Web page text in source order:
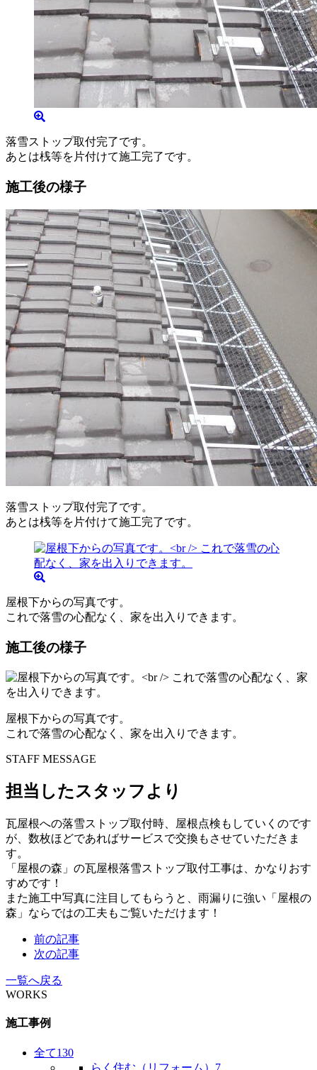
落雪ストップ取付完了です。
あとは桟等を片付けて施工完了です。
施工後の様子
落雪ストップ取付完了です。
あとは桟等を片付けて施工完了です。
屋根下からの写真です。
これで落雪の心配なく、家を出入りできます。
施工後の様子
屋根下からの写真です。
これで落雪の心配なく、家を出入りできます。
STAFF MESSAGE
担当したスタッフより
瓦屋根への落雪ストップ取付時、屋根点検もしていくのです
が、数枚ほどであればサービスで交換もさせていただきま
す。
「屋根の森」の瓦屋根落雪ストップ取付工事は、かなりおす
すめです！
また施工中写真に注目してもらうと、雨漏りに強い「屋根の
森」ならではの工夫もご覧いただけます！
前の記事
次の記事
一覧へ戻る
WORKS
施工事例
全て130
らく住む（リフォーム） 7